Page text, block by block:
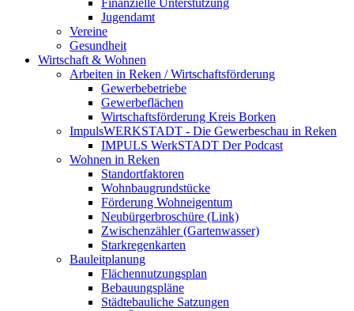
Finanzielle Unterstützung
Jugendamt
Vereine
Gesundheit
Wirtschaft & Wohnen
Arbeiten in Reken / Wirtschaftsförderung
Gewerbebetriebe
Gewerbeflächen
Wirtschaftsförderung Kreis Borken
ImpulsWERKSTADT - Die Gewerbeschau in Reken
IMPULS WerkSTADT Der Podcast
Wohnen in Reken
Standortfaktoren
Wohnbaugrundstücke
Förderung Wohneigentum
Neubürgerbroschüre (Link)
Zwischenzähler (Gartenwasser)
Starkregenkarten
Bauleitplanung
Flächennutzungsplan
Bebauungspläne
Städtebauliche Satzungen